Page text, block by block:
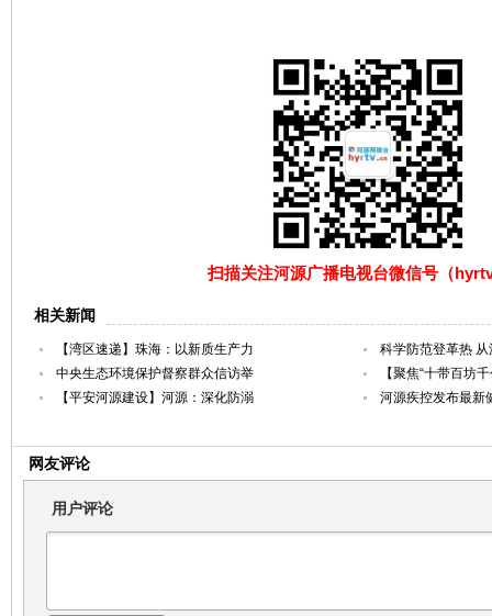
扫描关注河源广播电视台微信号（
相关新闻
【湾区速递】珠海：以新质生产力
科学防范登革热
中央生态环境保护督察群众信访举
【聚焦“十带百坊
【平安河源建设】河源：深化防溺
河源疾控发布最新
网友评论
用户评论